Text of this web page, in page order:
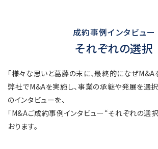
成約事例インタビュー
それぞれの選択
「様々な思いと葛藤の末に、最終的になぜM&A
弊社でM&Aを実施し、事業の承継や発展を選
のインタビューを、
「M&Aご成約事例インタビュー“それぞれの選択
おります。